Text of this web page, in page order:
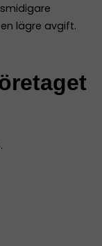
lägre avgift.